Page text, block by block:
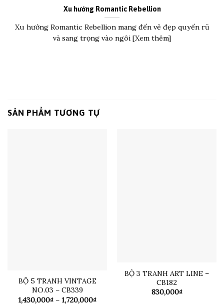
Xu hướng Romantic Rebellion
Xu hướng Romantic Rebellion mang đến vẻ đẹp quyến rũ
và sang trọng vào ngôi [Xem thêm]
SẢN PHẨM TƯƠNG TỰ
BỘ 5 TRANH VINTAGE
NO.03 – CB339
1,430,000₫ – 1,720,000₫Khoảng
BỘ 3 TRANH ART LINE –
CB182
830,000₫